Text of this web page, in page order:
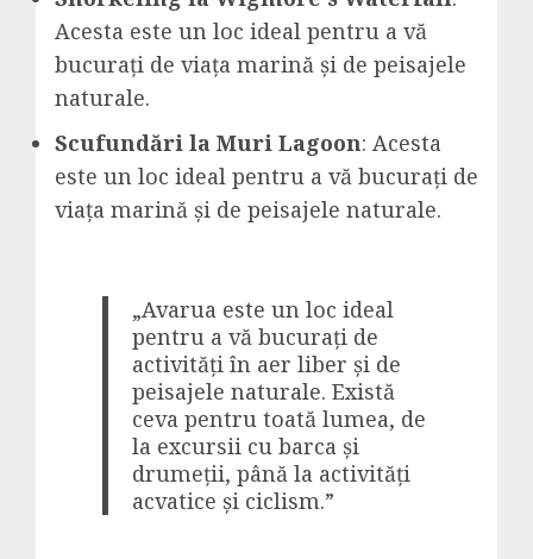
Acesta este un loc ideal pentru a vă
bucurați de viața marină și de peisajele
naturale.
Scufundări la Muri Lagoon: Acesta
este un loc ideal pentru a vă bucurați de
viața marină și de peisajele naturale.
„Avarua este un loc ideal
pentru a vă bucurați de
activități în aer liber și de
peisajele naturale. Există
ceva pentru toată lumea, de
la excursii cu barca și
drumeții, până la activități
acvatice și ciclism.”